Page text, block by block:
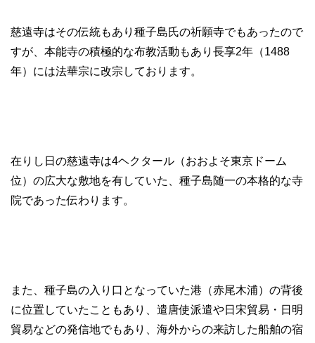
慈遠寺はその伝統もあり種子島氏の祈願寺でもあったので
すが、本能寺の積極的な布教活動もあり長享2年（1488
年）には法華宗に改宗しております。
在りし日の慈遠寺は4ヘクタール（おおよそ東京ドーム
位）の広大な敷地を有していた、種子島随一の本格的な寺
院であった伝わります。
また、種子島の入り口となっていた港（赤尾木浦）の背後
に位置していたこともあり、遣唐使派遣や日宋貿易・日明
貿易などの発信地でもあり、海外からの来訪した船舶の宿